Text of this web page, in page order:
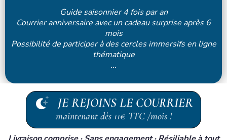
Guide saisonnier 4 fois par an
Courrier anniversaire avec un cadeau surprise après 6
mois
Possibilité de participer à des cercles immersifs en ligne
thématique
...
JE REJOINS LE COURRIER
maintenant dès 11€ TTC /mois !